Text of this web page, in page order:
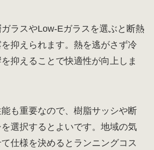
ラスやLow-Eガラスを選ぶと断熱
抑えられます。熱を逃がさず冷
抑えることで快適性が向上しま
も重要なので、樹脂サッシや断
選択するとよいです。地域の気
仕様を決めるとランニングコス